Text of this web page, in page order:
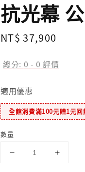
抗光幕
Regular
NT$ 37,900
總分: 0 - 0 評價
適用優惠
全館消費滿100元贈1元回
數量